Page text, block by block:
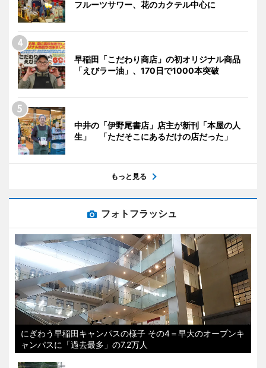
フルーツサワー、花のカクテル中心に
早稲田「こだわり商店」の初オリジナル商品
「えびラー油」、170日で1000本突破
中井の「伊野尾書店」店主が新刊「本屋の人
生」 「ただそこにあるだけの店だった」
もっと見る
フォトフラッシュ
にぎわう早稲田キャンパスの様子 その4＝早大のオープンキ
ャンパスに「過去最多」の7.2万人